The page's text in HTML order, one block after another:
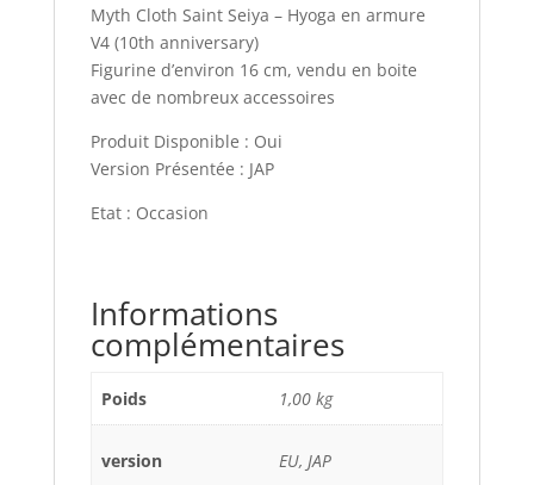
Myth Cloth Saint Seiya – Hyoga en armure
V4 (10th anniversary)
Figurine d’environ 16 cm, vendu en boite
avec de nombreux accessoires
Produit Disponible : Oui
Version Présentée : JAP
Etat : Occasion
Informations
complémentaires
Poids 1,00 kg
version EU, JAP